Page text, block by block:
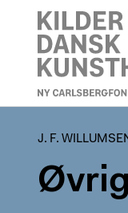
J. F.
J. F.